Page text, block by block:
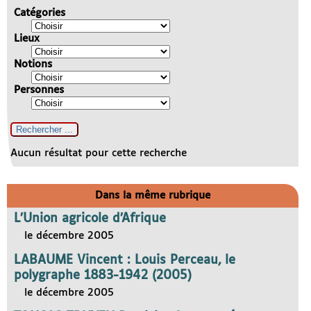
Catégories
Lieux
Notions
Personnes
Aucun résultat pour cette recherche
Dans la même rubrique
L’Union agricole d’Afrique
le décembre 2005
LABAUME Vincent : Louis Perceau, le
polygraphe 1883-1942 (2005)
le décembre 2005